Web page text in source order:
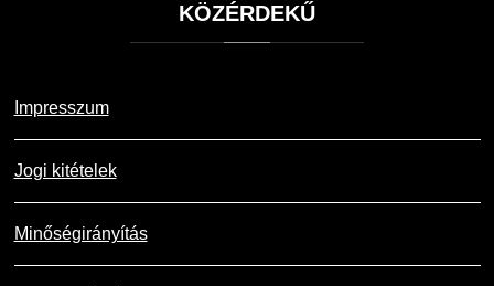
KÖZÉRDEKŰ
Impresszum
Jogi kitételek
Minőségirányítás